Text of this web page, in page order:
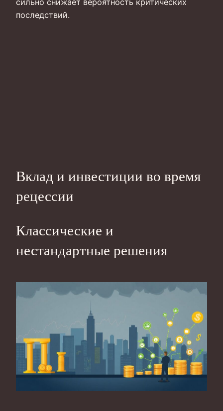
сильно снижает вероятность критических
последствий.
Вклад и инвестиции во время
рецессии
Классические и
нестандартные решения